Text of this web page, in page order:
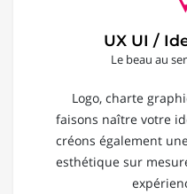
UX UI /
Le beau au
Logo, charte
faisons naître votre
créons également
esthétique sur